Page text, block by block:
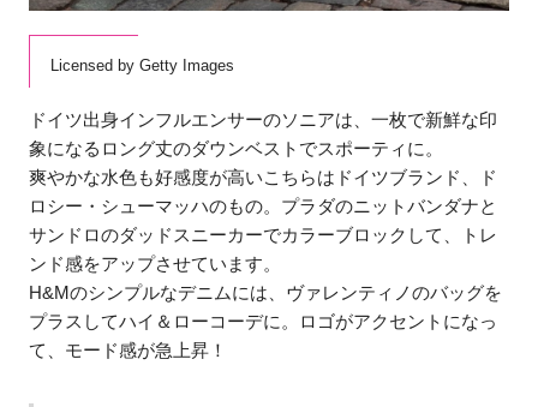
Licensed by Getty Images
ドイツ出身インフルエンサーのソニアは、一枚で新鮮な印
象になるロング丈のダウンベストでスポーティに。
爽やかな水色も好感度が高いこちらはドイツブランド、ド
ロシー・シューマッハのもの。プラダのニットバンダナと
サンドロのダッドスニーカーでカラーブロックして、トレ
ンド感をアップさせています。
H&Mのシンプルなデニムには、ヴァレンティノのバッグを
プラスしてハイ＆ローコーデに。ロゴがアクセントになっ
て、モード感が急上昇！